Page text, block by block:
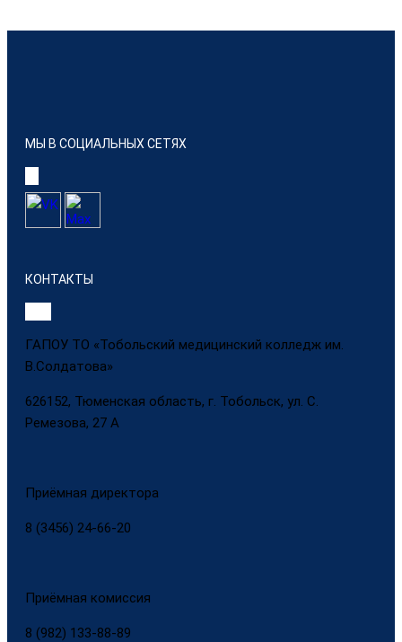
МЫ В СОЦИАЛЬНЫХ СЕТЯХ
КОНТАКТЫ
ГАПОУ ТО «Тобольский медицинский колледж им.
В.Солдатова»
626152, Тюменская область, г. Тобольск, ул. С.
Ремезова, 27 А
Приёмная директора
8 (3456) 24-66-20
Приёмная комиссия
8 (982) 133-88-89